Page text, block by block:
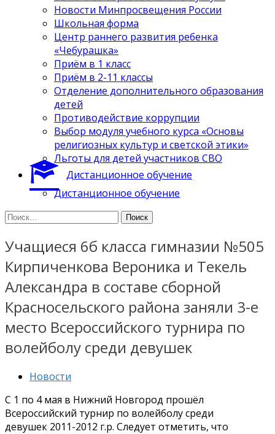
Новости Минпросвещения России
Школьная форма
Центр раннего развития ребенка
«Чебурашка»
Приём в 1 класс
Приём в 2-11 классы
Отделение дополнительного образования
детей
Противодействие коррупции
Выбор модуля учебного курса «Основы
религиозных культур и светской этики»
Льготы для детей участников СВО
Дистанционное обучение
Дистанционное обучение
Найти:
Учащиеся 6б класса гимназии №505
Кирпиченкова Вероника и Текель
Александра в составе сборной
Красносельского района заняли 3-е
место Всероссийского турнира по
волейболу среди девушек
Новости
С 1 по 4 мая в Нижний Новгород прошёл
Всероссийский турнир по волейболу среди
девушек 2011-2012 г.р. Следует отметить, что